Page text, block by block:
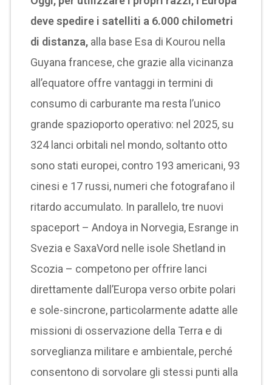
deve spedire i satelliti a 6.000 chilometri
di distanza, alla base Esa di Kourou nella
Guyana francese, che grazie alla vicinanza
all’equatore offre vantaggi in termini di
consumo di carburante ma resta l’unico
grande spazioporto operativo: nel 2025, su
324 lanci orbitali nel mondo, soltanto otto
sono stati europei, contro 193 americani, 93
cinesi e 17 russi, numeri che fotografano il
ritardo accumulato. In parallelo, tre nuovi
spaceport – Andoya in Norvegia, Esrange in
Svezia e SaxaVord nelle isole Shetland in
Scozia – competono per offrire lanci
direttamente dall’Europa verso orbite polari
e sole-sincrone, particolarmente adatte alle
missioni di osservazione della Terra e di
sorveglianza militare e ambientale, perché
consentono di sorvolare gli stessi punti alla